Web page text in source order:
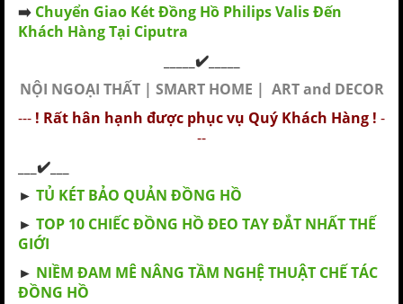
➡️ Chuyển Giao Két Đồng Hồ Philips Valis Đến
Khách Hàng Tại Ciputra
_____✔️_____
NỘI NGOẠI THẤT | SMART HOME | ART and DECOR
--- ! Rất hân hạnh được phục vụ Quý Khách Hàng ! -
--
___✔️___
► TỦ KÉT BẢO QUẢN ĐỒNG HỒ
► TOP 10 CHIẾC ĐỒNG HỒ ĐEO TAY ĐẮT NHẤT THẾ
GIỚI
► NIỀM ĐAM MÊ NÂNG TẦM NGHỆ THUẬT CHẾ TÁC
ĐỒNG HỒ